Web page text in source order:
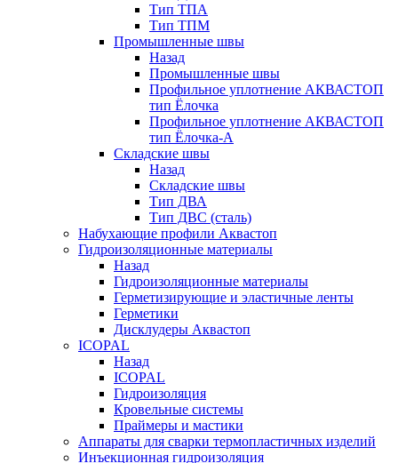
Тип ТПА
Тип ТПМ
Промышленные швы
Назад
Промышленные швы
Профильное уплотнение АКВАСТОП
тип Ёлочка
Профильное уплотнение АКВАСТОП
тип Ёлочка-А
Складские швы
Назад
Складские швы
Тип ДВА
Тип ДВС (сталь)
Набухающие профили Аквастоп
Гидроизоляционные материалы
Назад
Гидроизоляционные материалы
Герметизирующие и эластичные ленты
Герметики
Дисклудеры Аквастоп
ICOPAL
Назад
ICOPAL
Гидроизоляция
Кровельные системы
Праймеры и мастики
Аппараты для сварки термопластичных изделий
Инъекционная гидроизоляция